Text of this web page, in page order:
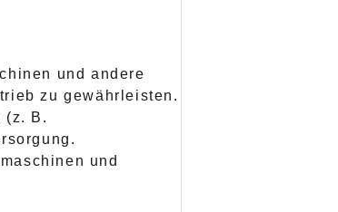
und andere
zu gewährleisten.
(z. B.
und